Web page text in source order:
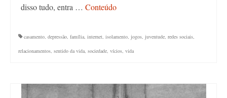
disso tudo, entra … Conteúdo
casamento, depressão, família, internet, isolamento, jogos, juventude, redes sociais,
relacionamentos, sentido da vida, sociedade, vícios, vida